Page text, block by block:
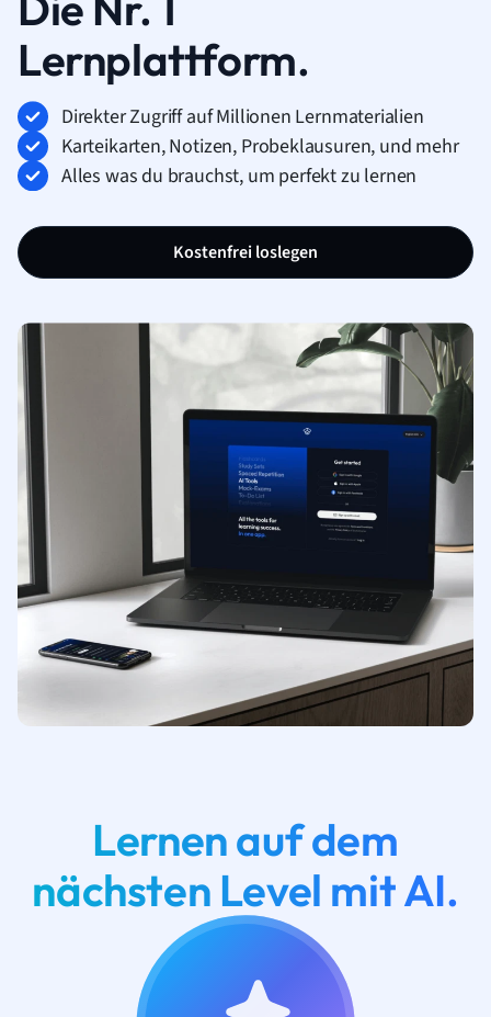
Lernplattform.
Direkter Zugriff auf Millionen Lernmaterialien
Karteikarten, Notizen, Probeklausuren, und mehr
Alles was du brauchst, um perfekt zu lernen
Kostenfrei loslegen
Lernen auf dem
nächsten Level mit AI.